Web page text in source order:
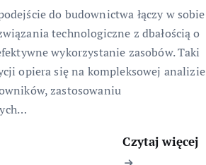
do budownictwa łączy w sobie
technologiczne z dbałością o
wykorzystanie zasobów. Taki
opiera się na kompleksowej analizie
zastosowaniu
Czytaj więcej